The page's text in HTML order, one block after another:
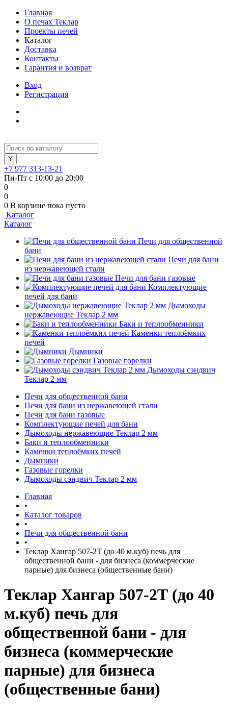
Главная
О печах Теклар
Проекты печей
Каталог
Доставка
Контакты
Гарантия и возврат
Вход
Регистрация
+7 977 313-13-21
Пн-Пт с 10:00 до 20:00
0
0
0 В корзине пока пусто
Каталог
Каталог
Печи для общественной
бани
Печи для бани
из нержавеющей стали
Печи для бани газовые
Комплектующие
печей для бани
Дымоходы
нержавеющие Теклар 2 мм
Баки и теплообменники
Каменки теплоёмких
печей
Дымники
Газовые горелки
Дымоходы сэндвич
Теклар 2 мм
Печи для общественной бани
Печи для бани из нержавеющей стали
Печи для бани газовые
Комплектующие печей для бани
Дымоходы нержавеющие Теклар 2 мм
Баки и теплообменники
Каменки теплоёмких печей
Дымники
Газовые горелки
Дымоходы сэндвич Теклар 2 мм
Главная
•
Каталог товаров
•
Печи для общественной бани
•
Теклар Хангар 507-2Т (до 40 м.куб) печь для
общественной бани - для бизнеса (коммерческие
парные) для бизнеса (общественные бани)
Теклар Хангар 507-2Т (до 40
м.куб) печь для
общественной бани - для
бизнеса (коммерческие
парные) для бизнеса
(общественные бани)